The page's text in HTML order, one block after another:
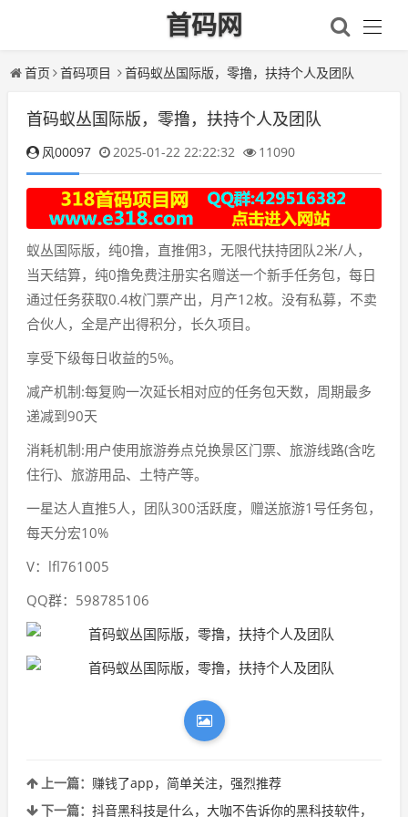
首码网
首页 首码项目 首码蚁丛国际版，零撸，扶持个人及团队
首码蚁丛国际版，零撸，扶持个人及团队
风00097 2025-01-22 22:22:32 11090
蚁丛国际版，纯0撸，直推佣3，无限代扶持团队2米/人，
当天结算，纯0撸免费注册实名赠送一个新手任务包，每日
通过任务获取0.4枚门票产出，月产12枚。没有私募，不卖
合伙人，全是产出得积分，长久项目。
享受下级每日收益的5%。
减产机制:每复购一次延长相对应的任务包天数，周期最多
递减到90天
消耗机制:用户使用旅游券点兑换景区门票、旅游线路(含吃
住行)、旅游用品、土特产等。
一星达人直推5人，团队300活跃度，赠送旅游1号任务包，
每天分宏10%
V：lfl761005
QQ群：598785106
上一篇： 赚钱了app，简单关注，强烈推荐
下一篇： 抖音黑科技是什么，大咖不告诉你的黑科技软件，